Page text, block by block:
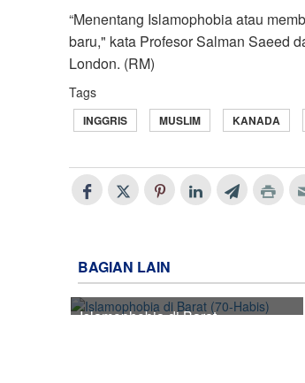
“Menentang Islamophobia atau
baru," kata Profesor Salman Saeed
London. (RM)
Tags
INGGRIS MUSLIM KANADA
BAGIAN LAIN
Islamophobia di Barat